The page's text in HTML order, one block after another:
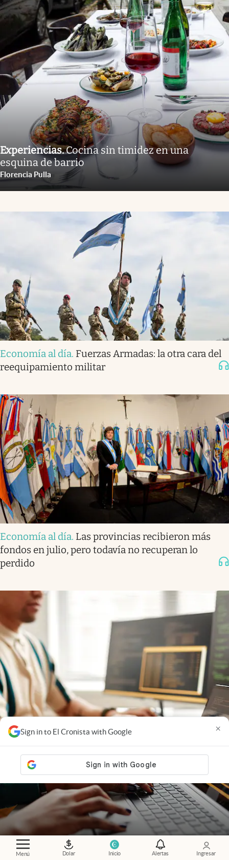
Menú Dolar Inicio Alertas Ingresar
Sign in to El Cronista with Google ×
Experiencias.Cocina sin timidez en una
esquina de barrio
Florencia Pulla
Economía al día. Fuerzas Armadas: la otra cara del
reequipamiento militar
Economía al día. Las provincias recibieron más
fondos en julio, pero todavía no recuperan lo
perdido
Globant
Cómo cambia el trabajo de los